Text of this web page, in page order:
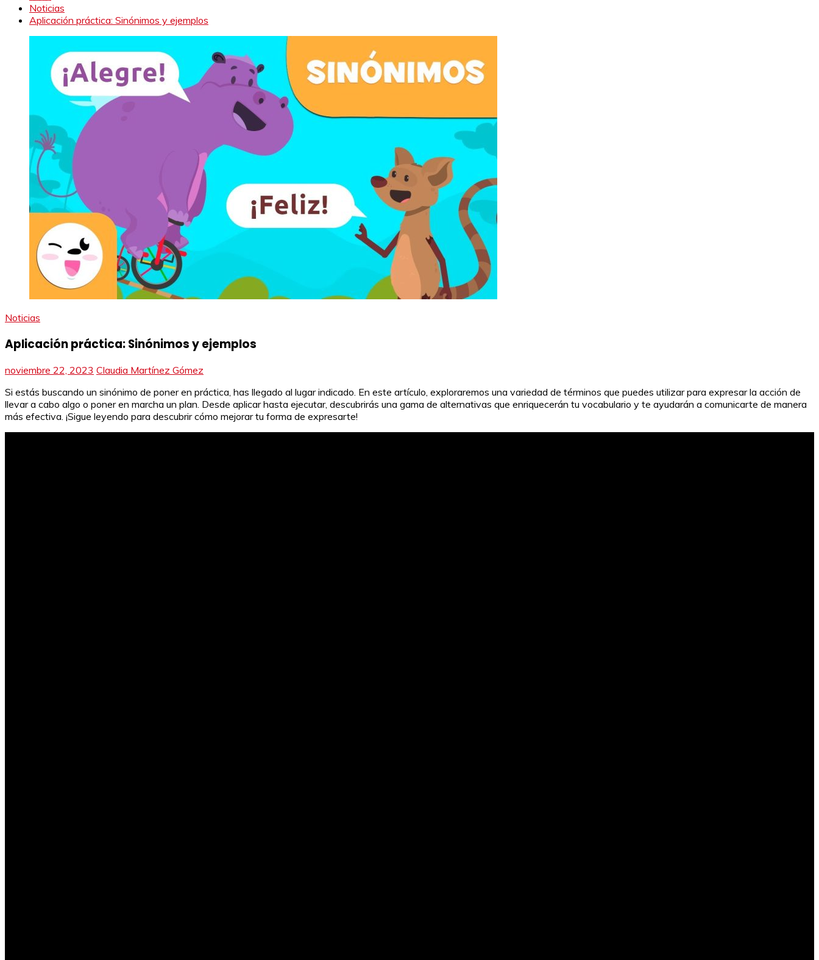
Noticias
Aplicación práctica: Sinónimos y ejemplos
Noticias
Aplicación práctica: Sinónimos y ejemplos
noviembre 22, 2023 Claudia Martínez Gómez
Si estás buscando un sinónimo de poner en práctica, has llegado al lugar indicado. En este artículo, exploraremos una variedad de términos que puedes utilizar para expresar la acción de
llevar a cabo algo o poner en marcha un plan. Desde aplicar hasta ejecutar, descubrirás una gama de alternativas que enriquecerán tu vocabulario y te ayudarán a comunicarte de manera
más efectiva. ¡Sigue leyendo para descubrir cómo mejorar tu forma de expresarte!